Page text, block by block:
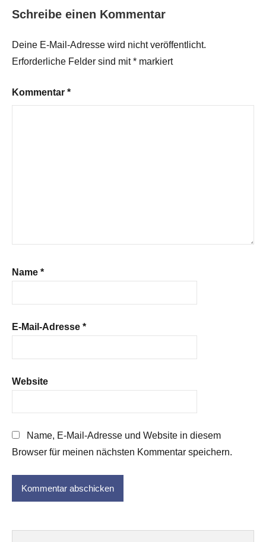
Schreibe einen Kommentar
Deine E-Mail-Adresse wird nicht veröffentlicht.
Erforderliche Felder sind mit* markiert
Kommentar *
Name *
E-Mail-Adresse *
Website
Name, E-Mail-Adresse und Website in diesem
Browser für meinen nächsten Kommentar speichern.